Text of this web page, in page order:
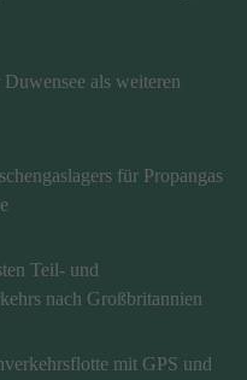
als weiteren
für Propangas
Teil- und
nach Großbritannien
mit GPS und